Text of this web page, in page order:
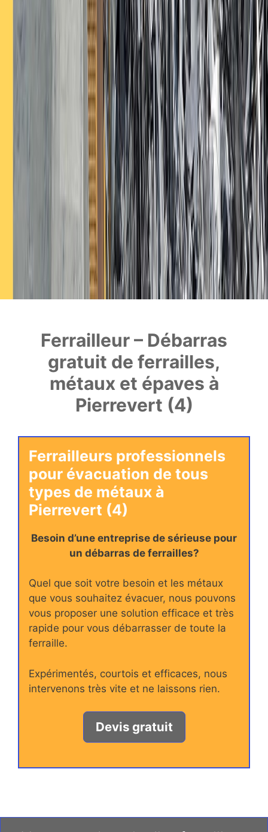
Ferrailleur – Débarras
gratuit de ferrailles,
métaux et épaves à
Pierrevert (4)
Ferrailleurs professionnels
pour évacuation de tous
types de métaux à
Pierrevert (4)
Besoin d’une entreprise de sérieuse pour
un débarras de ferrailles?
Quel que soit votre besoin et les métaux
que vous souhaitez évacuer, nous pouvons
vous proposer une solution efficace et très
rapide pour vous débarrasser de toute la
ferraille.
Expérimentés, courtois et efficaces, nous
intervenons très vite et ne laissons rien.
Devis gratuit